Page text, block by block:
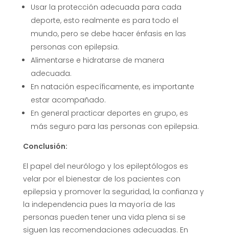
Usar la protección adecuada para cada
deporte, esto realmente es para todo el
mundo, pero se debe hacer énfasis en las
personas con epilepsia.
Alimentarse e hidratarse de manera
adecuada.
En natación específicamente, es importante
estar acompañado.
En general practicar deportes en grupo, es
más seguro para las personas con epilepsia.
Conclusión:
El papel del neurólogo y los epileptólogos es
velar por el bienestar de los pacientes con
epilepsia y promover la seguridad, la confianza y
la independencia pues la mayoría de las
personas pueden tener una vida plena si se
siguen las recomendaciones adecuadas. En